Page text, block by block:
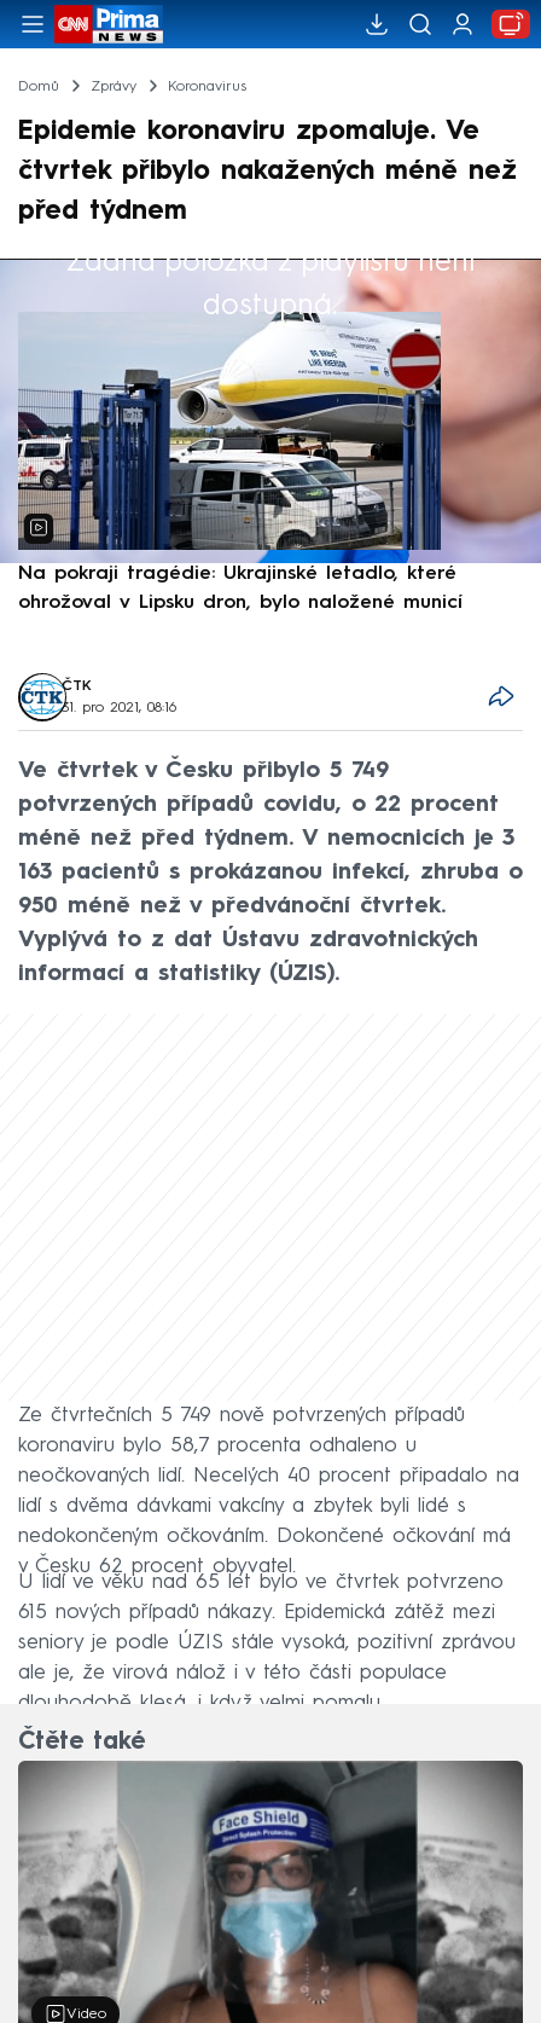
Domů Zprávy Koronavirus
Epidemie koronaviru zpomaluje. Ve
čtvrtek přibylo nakažených méně než
před týdnem
Žádná položka z playlistu není
dostupná.
Výběr redakce
Na pokraji tragédie: Ukrajinské letadlo, které
ohrožoval v Lipsku dron, bylo naložené municí
ČTK
31. pro 2021, 08:16
Ve čtvrtek v Česku přibylo 5 749
potvrzených případů covidu, o 22 procent
méně než před týdnem. V nemocnicích je 3
163 pacientů s prokázanou infekcí, zhruba o
950 méně než v předvánoční čtvrtek.
Vyplývá to z dat Ústavu zdravotnických
informací a statistiky (ÚZIS).
Ze čtvrtečních 5 749 nově potvrzených případů
koronaviru bylo 58,7 procenta odhaleno u
neočkovaných lidí. Necelých 40 procent připadalo na
lidí s dvěma dávkami vakcíny a zbytek byli lidé s
nedokončeným očkováním. Dokončené očkování má
v Česku 62 procent obyvatel.
U lidí ve věku nad 65 let bylo ve čtvrtek potvrzeno
615 nových případů nákazy. Epidemická zátěž mezi
seniory je podle ÚZIS stále vysoká, pozitivní zprávou
ale je, že virová nálož i v této části populace
dlouhodobě klesá, i když velmi pomalu.
Čtěte také
Video